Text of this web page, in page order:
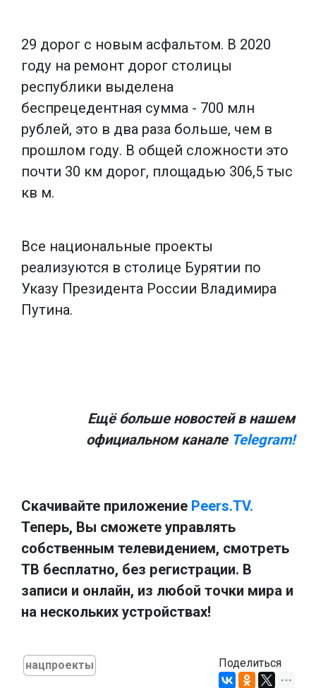
29 дорог с новым асфальтом. В 2020
году на ремонт дорог столицы
республики выделена
беспрецедентная сумма - 700 млн
рублей, это в два раза больше, чем в
прошлом году. В общей сложности это
почти 30 км дорог, площадью 306,5 тыс
кв м.
Все национальные проекты
реализуются в столице Бурятии по
Указу Президента России Владимира
Путина.
Ещё больше новостей в нашем
официальном канале Telegram!
Скачивайте приложение Peers.TV.
Теперь, Вы сможете управлять
собственным телевидением, смотреть
ТВ бесплатно, без регистрации. В
записи и онлайн, из любой точки мира и
на нескольких устройствах!
нацпроекты Поделиться